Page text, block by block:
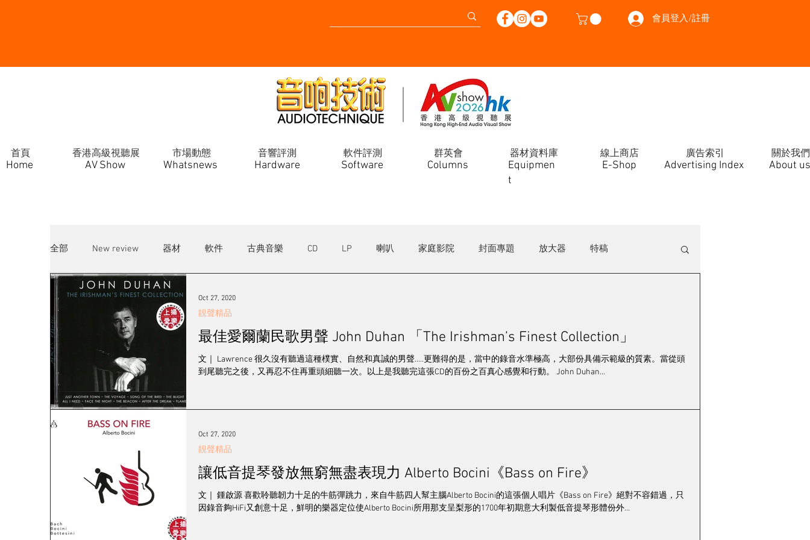
會員登入/註冊
Home
首頁 香港高級視聽展 市場動態 音響評測 軟件評測 群英會 器材資料庫 線上商店 廣告索引 關於我們
AV Show Whatsnews Hardware Software
Equipmen
t
E-Shop
Columns About us
Advertising Index
全部 New review 器材 軟件 古典音樂 CD LP 喇叭 家庭影院 封面專題 放大器 特稿
發燒女聲 線材 耳機/播放器
2023 視聽展展覽報導 黑膠系統 登門造訪 2024 視聽展展覽報導 2025音響展 梁錦暉 樂在其中
工廠專訪 音響展
最佳愛爾蘭民歌男聲 John Duhan 「The Irishman’s Finest Collection」
文｜ Lawrence 很久沒有聽過這種樸實、自然和真誠的男聲.....更難得的是，當中的錄音水準極高，大部份具備示範級的質素。當從頭
到尾聽完之後，又再忍不住再重頭細聽一次。以上是我聽完這張CD的百份之百真心感覺和行動。 John Duhan...
靚聲精品
Oct 27, 2020
讓低音提琴發放無窮無盡表現力 Alberto Bocini《Bass on Fire》
文｜ 鍾啟源 喜歡聆聽韌力十足的牛筋彈跳力，來自牛筋四人幫主腦Alberto Bocini的這張個人唱片《Bass on Fire》絕對不容錯過，只
因錄音夠HiFi又創意十足，鮮明的樂器定位使Alberto Bocini所用那支呈梨形的1700年初期意大利製低音提琴形體份外...
靚聲精品
Oct 27, 2020